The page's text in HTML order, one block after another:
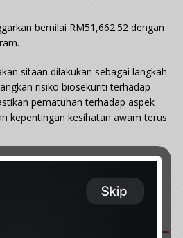
bernilai RM51,662.52 dengan
sitaan dilakukan sebagai langkah
risiko biosekuriti terhadap
pematuhan terhadap aspek
kepentingan kesihatan awam terus
Seksyen 15(1), Akta yang
tanpa mematuhi syarat